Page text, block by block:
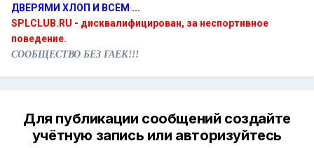
ДВЕРЯМИ ХЛОП И ВСЕМ ...
SPLCLUB.RU - дисквалифицирован, за неспортивное
поведение.
СООБЩЕСТВО БЕЗ ГАЕК!!!
Для публикации сообщений создайте
учётную запись или авторизуйтесь